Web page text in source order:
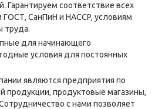
Гарантируем соответствие всех
СанПиН и HACCP, условиям
труда.
для начинающего
условия для постоянных
являются предприятия по
продукции, продуктовые магазины,
с нами позволяет